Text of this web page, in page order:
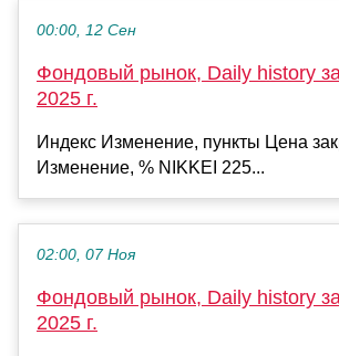
00:00, 12 Сен
Фондовый рынок, Daily history
2025 г.
Индекс Изменение, пункты Цена
Изменение, % NIKKEI 225...
02:00, 07 Ноя
Фондовый рынок, Daily history
2025 г.